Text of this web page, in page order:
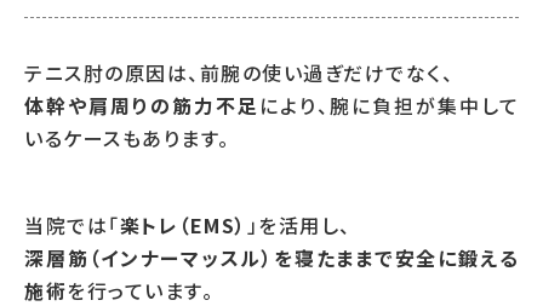
テニス肘の原因は、前腕の使い過ぎだけでなく、
体幹や肩周りの筋力不足により、腕に負担が集中して
いるケースもあります。
当院では「楽トレ（EMS） 」を活用し、
深層筋（インナーマッスル）を寝たままで安全に鍛える
施術を行っています。